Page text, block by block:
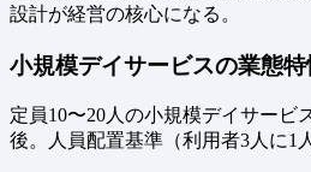
設計が経営の核心になる。
小規模デイサービスの業態特
定員10〜20人の小規模デイサービ
後。人員配置基準（利用者3人に1